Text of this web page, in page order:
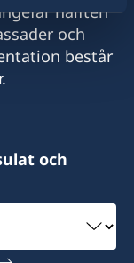
hälften
och
består
och